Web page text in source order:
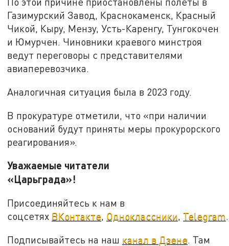
Газимурский Завод, Краснокаменск, Красный
Чикой, Кыру, Мензу, Усть-Каренгу, Тунгокочен
и Юмурчен. Чиновники краевого минстроя
ведут переговоры с представителями
авиаперевозчика.
Аналогичная ситуация была в 2023 году.
В прокуратуре отметили, что «при наличии
оснований будут приняты меры прокурорского
реагирования».
Уважаемые читатели
«Царьграда»!
Присоединяйтесь к нам в
соцсетях ВКонтакте, Одноклассники, Telegram.
Подписывайтесь на наш канал в Дзене . Там